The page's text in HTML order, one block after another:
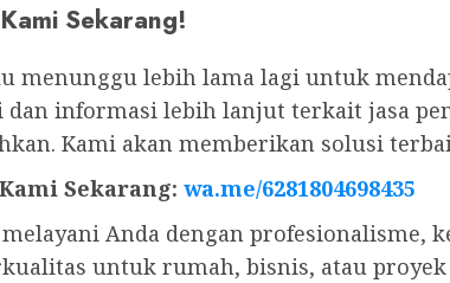
Sekarang!
menunggu lebih lama lagi untuk
dan informasi lebih lanjut terkait jasa
Kami akan memberikan solusi
Sekarang: wa.me/6281804698435
Anda dengan
untuk rumah, bisnis, atau